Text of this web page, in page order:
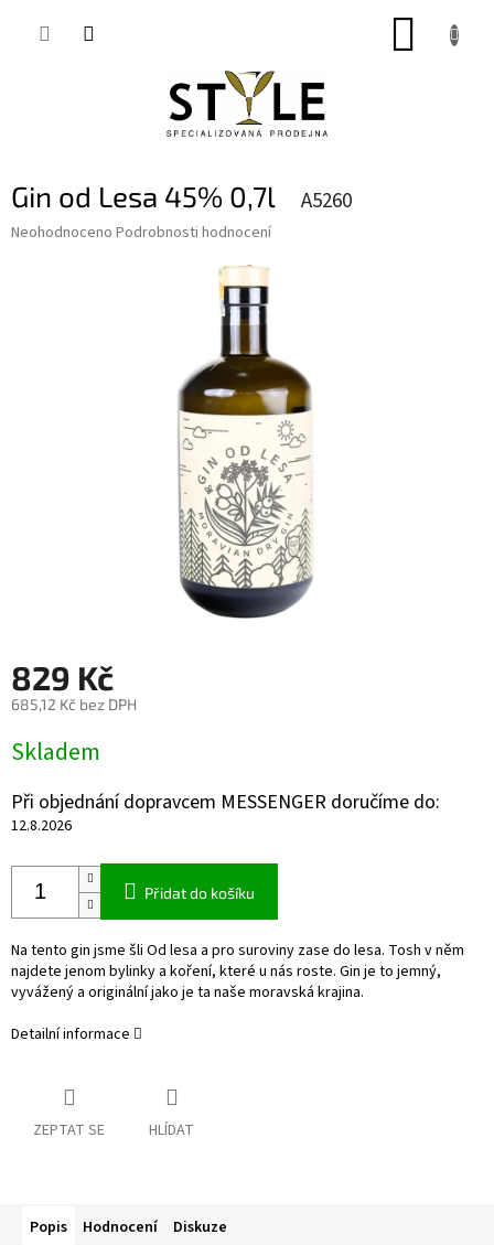
Gin od Lesa 45% 0,7l A5260
Průměrné
Neohodnoceno Podrobnosti hodnocení
829 Kč
685,12 Kč bez DPH
cena:
Skladem
Při objednání dopravcem MESSENGER doručíme do:
12.8.2026
Přidat do košíku
Na tento gin jsme šli Od lesa a pro suroviny zase do lesa. Tosh v něm
najdete jenom bylinky a koření, které u nás roste. Gin je to jemný,
vyvážený a originální jako je ta naše moravská krajina.
Detailní informace
ZEPTAT SE HLÍDAT
Popis Hodnocení Diskuze